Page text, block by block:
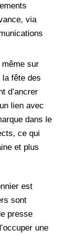
via
même sur
fête des
d’ancrer
lien avec
dans le
ce qui
et plus
est
sont
presse
une